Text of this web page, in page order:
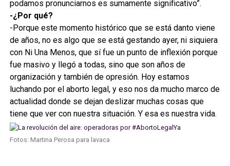
podamos pronunciarnos es sumamente significativo”.
-¿Por qué?
-Porque este momento histórico que se está danto viene
de años, no es algo que se está gestando ayer, ni siquiera
con Ni Una Menos, que sí fue un punto de inflexión porque
fue masivo y llegó a todas, sino que son años de
organización y también de opresión. Hoy estamos
luchando por el aborto legal, y eso nos da mucho marco de
actualidad donde se dejan deslizar muchas cosas que
tiene que ver con nuestra situación. Y esa es nuestra vida.
Fotos: Martina Perosa para lavaca